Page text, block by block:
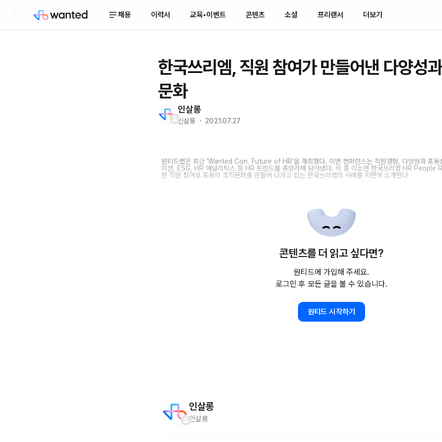
채용 이력서 교육•이벤트 콘텐츠 소셜 프리랜서 더보기
한국쓰리엠, 직원 참여가 만들어낸 다양성
문화
인살롱
인살롱 ・ 2021.07.27
원티드랩은 최근 'Wanted Con. Future of HR'을 개최했다. 이번 컨퍼런스는 직원경험, 다양성과 포용
이션, ESG, HR 애널리틱스 등 HR 트렌드를 총망라해 담아냈다. 이 중 이소연 한국쓰리엠 HR People
한 직원 참여로 포용의 조직문화를 만들어 나가고 있는 한국쓰리엠의 사례를 지면에 소개한다
콘텐츠를 더 읽고 싶다면?
원티드에 가입해 주세요.
로그인 후 모든 글을 볼 수 있습니다.
원티드 시작하기
인살롱
인살롱